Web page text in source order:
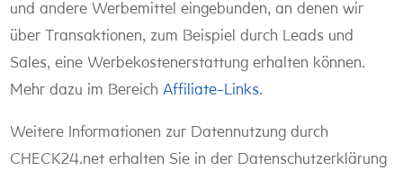
und andere Werbemittel eingebunden, an denen wir
über Transaktionen, zum Beispiel durch Leads und
Sales, eine Werbekostenerstattung erhalten können.
Mehr dazu im BereichAffiliate-Links.
Weitere Informationen zur Datennutzung durch
CHECK24.net erhalten Sie in der Datenschutzerklärung